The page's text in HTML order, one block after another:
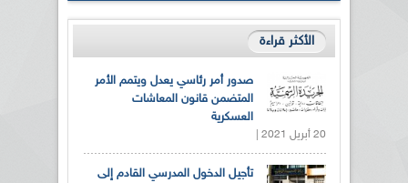
الأكثر قراءة
صدور أمر رئاسي يعدل ويتمم الأمر
المتضمن قانون المعاشات
العسكرية
20 أبريل 2021 |
تأجيل الدخول المدرسي القادم إلى